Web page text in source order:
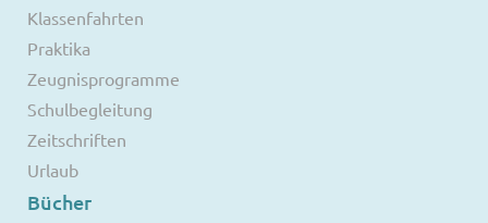
Klassenfahrten
Praktika
Zeugnisprogramme
Schulbegleitung
Zeitschriften
Urlaub
Bücher